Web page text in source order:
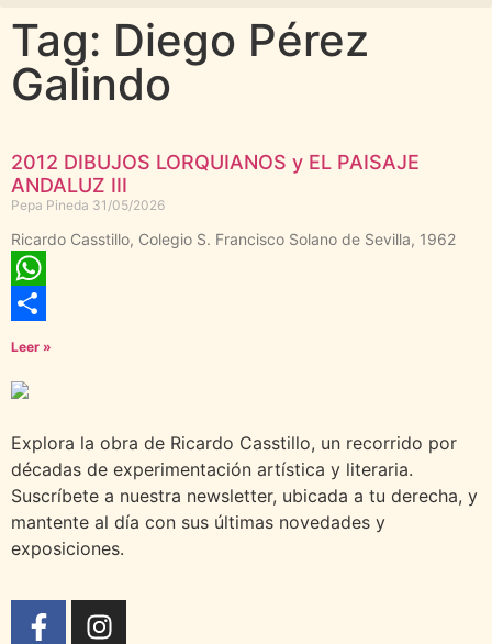
Tag: Diego Pérez
Galindo
2012 DIBUJOS LORQUIANOS y EL PAISAJE
ANDALUZ III
Pepa Pineda 31/05/2026
Ricardo Casstillo, Colegio S. Francisco Solano de Sevilla, 1962
WhatsApp
Compartir
Leer »
Explora la obra de Ricardo Casstillo, un recorrido por
décadas de experimentación artística y literaria.
Suscríbete a nuestra newsletter, ubicada a tu derecha, y
mantente al día con sus últimas novedades y
exposiciones.